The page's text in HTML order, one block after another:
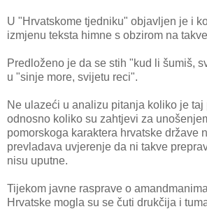
U "Hrvatskome tjedniku" objavljen je i
izmjenu teksta himne s obzirom na
Predloženo je da se stih "kud li šumiš,
u "sinje more, svijetu reci".
Ne ulazeći u analizu pitanja koliko je
odnosno koliko su zahtjevi za
pomorskoga karaktera hrvatske države
prevladava uvjerenje da ni takve
nisu uputne.
Tijekom javne rasprave o
Hrvatske mogla su se čuti drukčija i